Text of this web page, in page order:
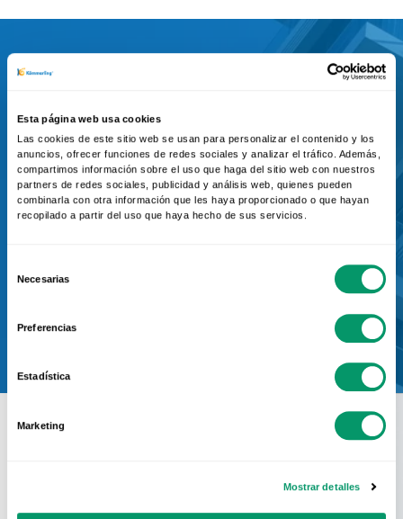
Esta página web usa cookies
Las cookies de este sitio web se usan para personalizar el contenido y los
anuncios, ofrecer funciones de redes sociales y analizar el tráfico. Además,
compartimos información sobre el uso que haga del sitio web con nuestros
partners de redes sociales, publicidad y análisis web, quienes pueden
combinarla con otra información que les haya proporcionado o que hayan
recopilado a partir del uso que haya hecho de sus servicios.
de
Necesarias
Preferencias
Estadística
Marketing
Mostrar detalles
tienes un proyecto de
viviendas?
Ponte en contacto con el servicio